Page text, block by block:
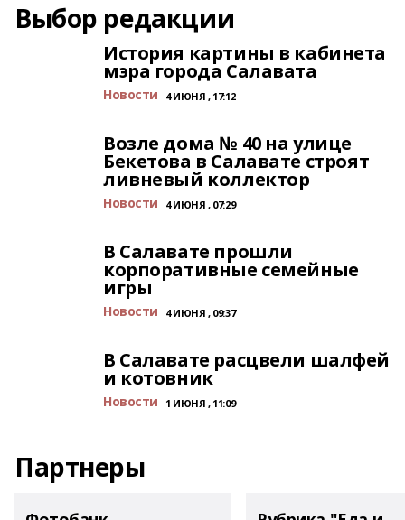
Выбор редакции
История картины в кабинета
мэра города Салавата
Новости 4 ИЮНЯ , 17:12
Возле дома № 40 на улице
Бекетова в Салавате строят
ливневый коллектор
Новости 4 ИЮНЯ , 07:29
В Салавате прошли
корпоративные семейные
игры
Новости 4 ИЮНЯ , 09:37
В Салавате расцвели шалфей
и котовник
Новости 1 ИЮНЯ , 11:09
Партнеры